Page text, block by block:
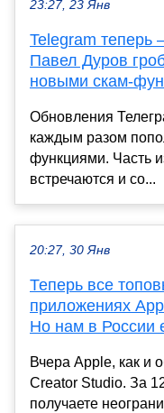
23:27, 23 Янв
Telegram теперь
Павел Дуров
новыми скам-
Обновления
каждым разом
функциями. Часть
встречаются и со...
20:27, 30 Янв
Теперь все
приложениях
Но нам в России
Вчера Apple, как и
Creator Studio. За
получаете